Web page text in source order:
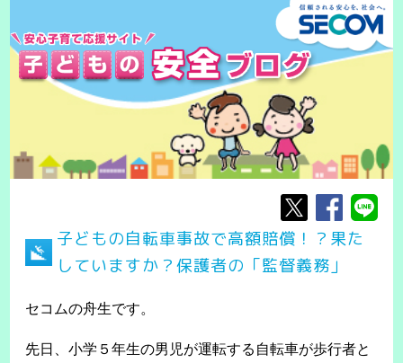
子どもの自転車事故で高額賠償！？果た
していますか？保護者の「監督義務」
セコムの舟生です。
先日、小学５年生の男児が運転する自転車が歩行者と